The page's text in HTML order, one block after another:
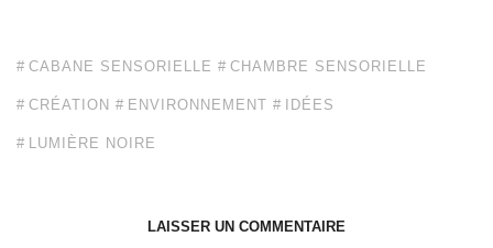
CABANE SENSORIELLE CHAMBRE SENSORIELLE
CRÉATION ENVIRONNEMENT IDÉES
LUMIÈRE NOIRE
LAISSER UN COMMENTAIRE